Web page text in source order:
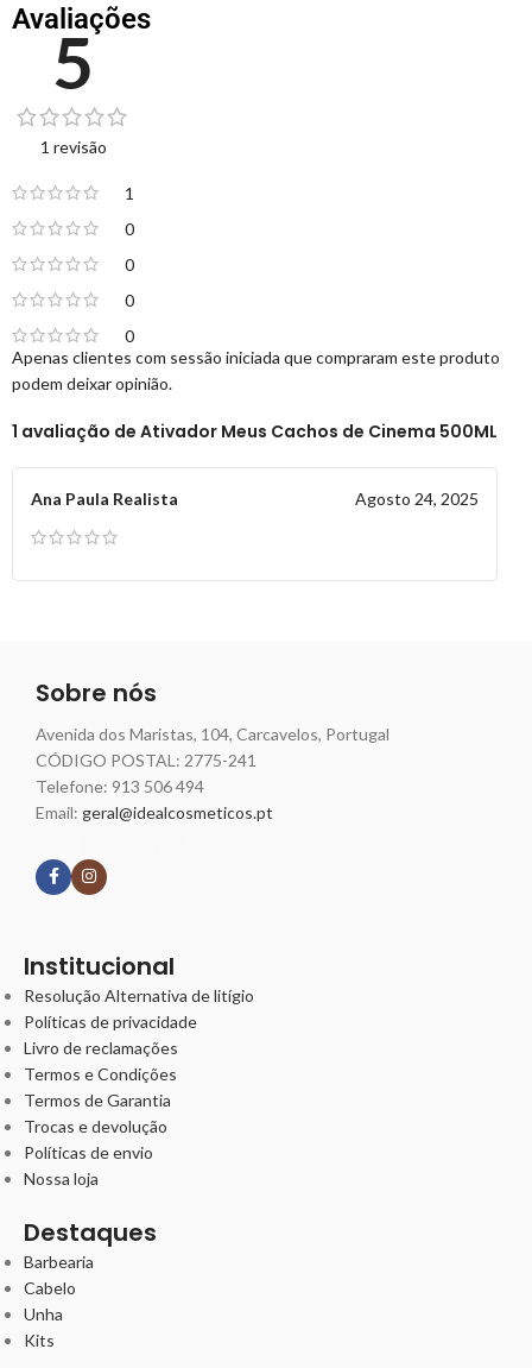
Avaliações
5
1 revisão
1
0
0
0
0
1 avaliação de Ativador Meus Cachos de Cinema 500ML
Ana Paula Realista Agosto 24, 2025
Apenas clientes com sessão iniciada que compraram este produto
podem deixar opinião.
Sobre nós
Avenida dos Maristas, 104, Carcavelos, Portugal
CÓDIGO POSTAL: 2775-241
Telefone: 913 506 494
Email: geral@idealcosmeticos.pt
Institucional
Resolução Alternativa de litígio
Políticas de privacidade
Livro de reclamações
Termos e Condições
Termos de Garantia
Trocas e devolução
Políticas de envio
Nossa loja
Destaques
Barbearia
Cabelo
Unha
Kits